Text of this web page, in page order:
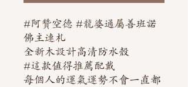
#阿贊空德 #龍婆通屬善班諾
佛主連札
全新木設計高清防水殼
#這款值得推薦配戴
每個人的運氣運勢不會一直都